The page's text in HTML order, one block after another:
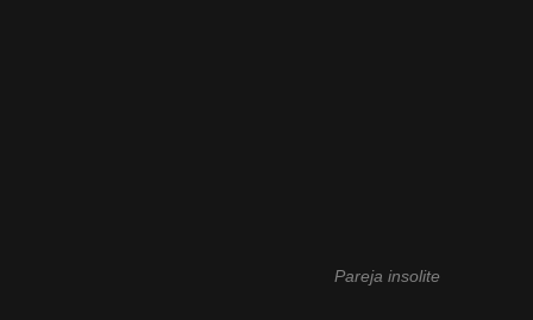
Pareja insolite